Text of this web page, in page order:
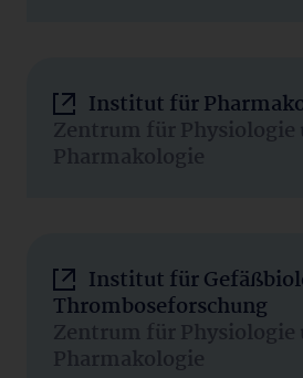
Institut für
Zentrum für Physiologie
Pharmakologie
Institut für
Thromboseforschung
Zentrum für Physiologie
Pharmakologie